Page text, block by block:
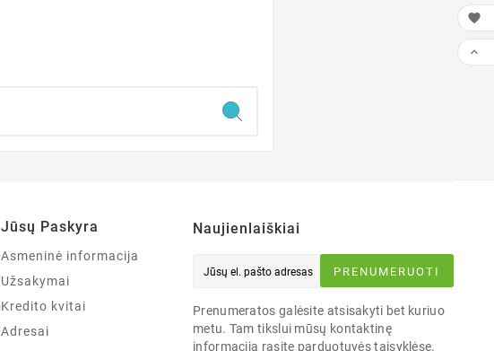
Jūsų Paskyra
Asmeninė informacija
Užsakymai
Kredito kvitai
Adresai
Naujienlaiškiai
PRENUMERUOTI
Prenumeratos galėsite atsisakyti bet kuriuo
metu. Tam tikslui mūsų kontaktinę
informaciją rasite parduotuvės taisyklėse.

